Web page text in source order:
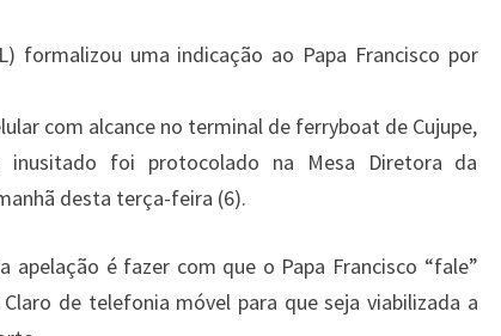
o
k
p
m
formalizou uma indicação ao Papa Francisco por
com alcance no terminal de ferryboat de Cujupe,
foi protocolado na Mesa Diretora da
desta terça-feira (6).
apelação é fazer com que o Papa Francisco “fale”
de telefonia móvel para que seja viabilizada a